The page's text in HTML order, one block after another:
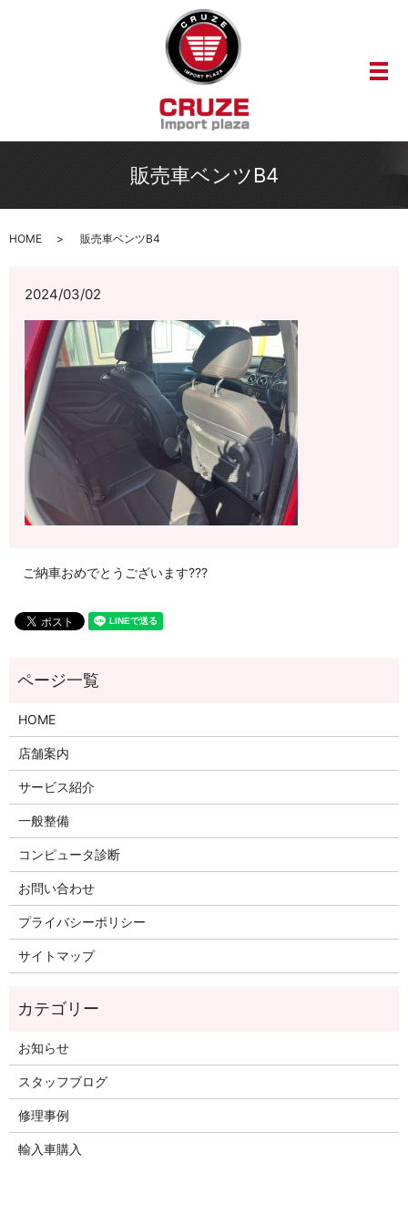
メ
販売車ベンツB4
HOME 販売車ベンツB4
2024/03/02
ご納車おめでとうございます???
HOME
店舗案内
サービス紹介
一般整備
コンピュータ診断
お問い合わせ
プライバシーポリシー
サイトマップ
お知らせ
スタッフブログ
修理事例
輸入車購入